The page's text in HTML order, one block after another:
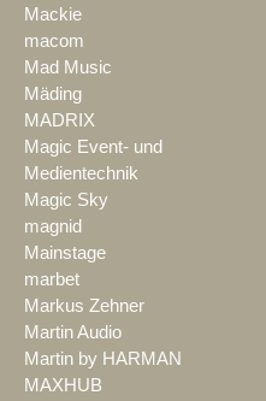
Mackie
macom
Mad Music
Mäding
MADRIX
Magic Event- und
Medientechnik
Magic Sky
magnid
Mainstage
marbet
Markus Zehner
Martin Audio
Martin by HARMAN
MAXHUB